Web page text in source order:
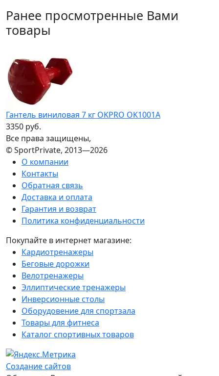
Ранее просмотренные Вами
товары
Гантель виниловая 7 кг OKPRO OK1001A
3350 руб.
Все права защищены,
© SportPrivate, 2013—2026
О компании
Контакты
Обратная связь
Доставка и оплата
Гарантия и возврат
Политика конфиденциальности
Покупайте в интернет магазине:
Кардиотренажеры
Беговые дорожки
Велотренажеры
Эллиптические тренажеры
Инверсионные столы
Оборудовение для спортзала
Товары для фитнеса
Каталог спортивных товаров
Создание сайтов